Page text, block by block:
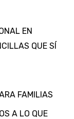
EN
QUE SÍ
FAMILIAS
A LO QUE